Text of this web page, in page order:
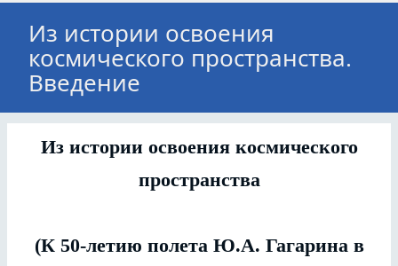
Из истории освоения
космического пространства.
Введение
Из истории освоения космического
пространства
(К 50-летию полета Ю.А. Гагарина в